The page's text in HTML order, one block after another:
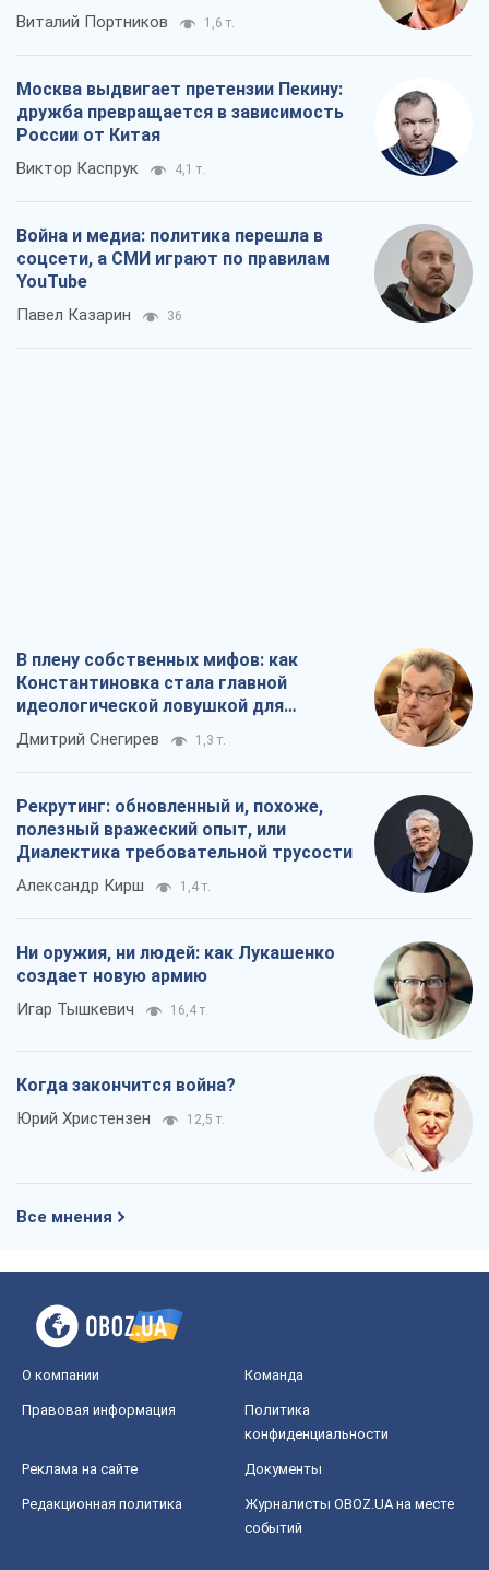
Виталий Портников 1,6 т.
Москва выдвигает претензии Пекину:
дружба превращается в зависимость
России от Китая
Виктор Каспрук 4,1 т.
Война и медиа: политика перешла в
соцсети, а СМИ играют по правилам
YouTube
Павел Казарин 36
В плену собственных мифов: как
Константиновка стала главной
идеологической ловушкой для
российских оккупантов
Дмитрий Снегирев 1,3 т.
Рекрутинг: обновленный и, похоже,
полезный вражеский опыт, или
Диалектика требовательной трусости
Александр Кирш 1,4 т.
Ни оружия, ни людей: как Лукашенко
создает новую армию
Игар Тышкевич 16,4 т.
Когда закончится война?
Юрий Христензен 12,5 т.
Все мнения
О компании Команда
Правовая информация
Политика
конфиденциальности
Реклама на сайте Документы
Редакционная политика
Журналисты OBOZ.UA на месте
событий